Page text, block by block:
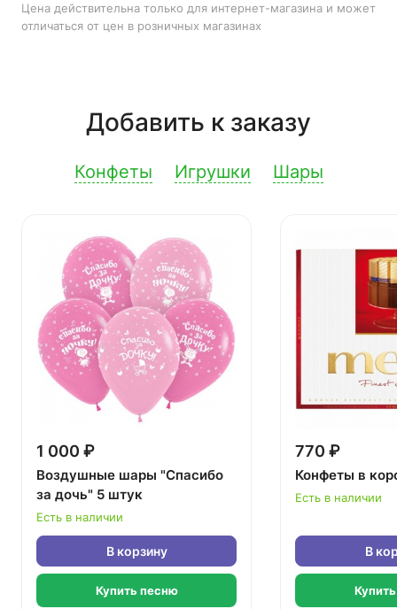
Цена действительна только для интернет-магазина и может
отличаться от цен в розничных магазинах
Добавить к заказу
Конфеты Игрушки Шары
1 000 ₽
Воздушные шары "Спасибо
за дочь" 5 штук
Есть в наличии
В корзину
Купить песню
770 ₽
Конфеты в
Есть в наличии
В